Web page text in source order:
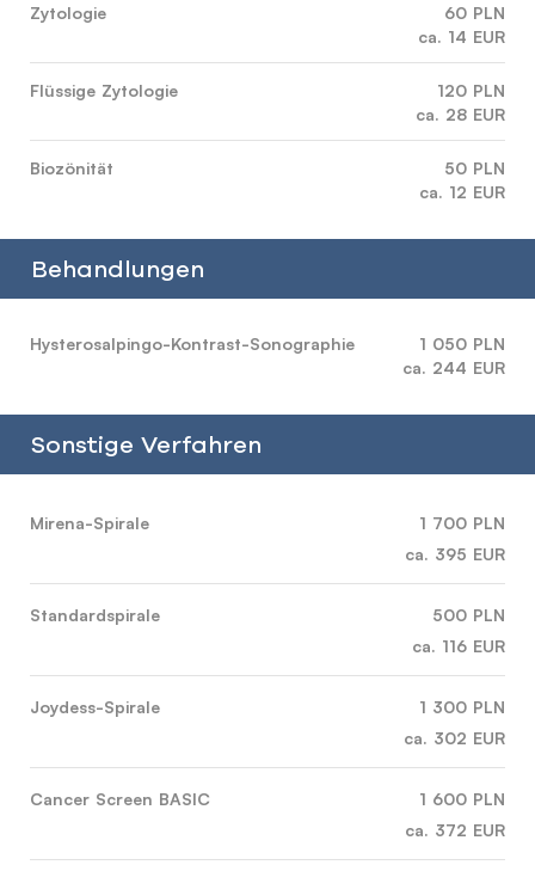
Zytologie
60 PLN
ca. 14 EUR
Flüssige Zytologie
120 PLN
ca. 28 EUR
Biozönität
50 PLN
ca. 12 EUR
Behandlungen
Hysterosalpingo-Kontrast-Sonographie
1 050 PLN
ca. 244 EUR
Sonstige Verfahren
Mirena-Spirale
1 700 PLN
ca. 395 EUR
Standardspirale
500 PLN
ca. 116 EUR
Joydess-Spirale
1 300 PLN
ca. 302 EUR
Cancer Screen BASIC
1 600 PLN
ca. 372 EUR